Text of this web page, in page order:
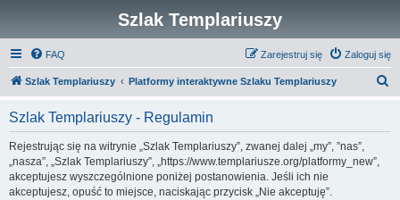
Szlak Templariuszy
FAQ Zaloguj się
Zarejestruj się
Szlak Templariuszy Platformy interaktywne Szlaku Templariuszy
Szlak Templariuszy - Regulamin
Rejestrując się na witrynie „Szlak Templariuszy”, zwanej dalej „my”, ”nas”,
„nasza”, „Szlak Templariuszy”, „https://www.templariusze.org/platformy_new”,
akceptujesz wyszczególnione poniżej postanowienia. Jeśli ich nie
akceptujesz, opuść to miejsce, naciskając przycisk „Nie akceptuję”.